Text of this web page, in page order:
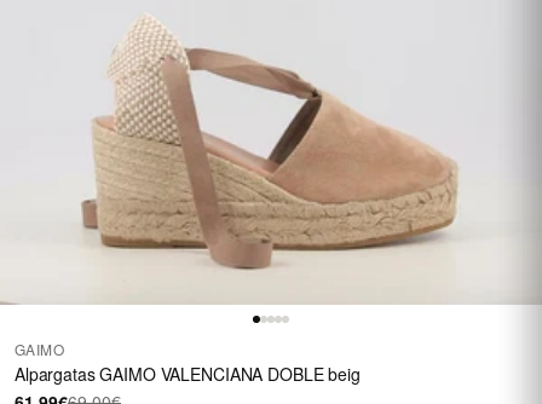
GAIMO
Alpargatas GAIMO VALENCIANA DOBLE beig